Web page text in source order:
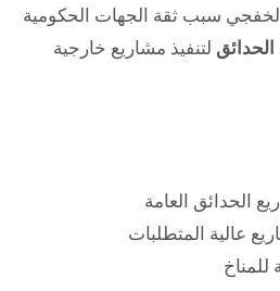
سبب ثقة الجهات الحكومية
لتنفيذ مشاريع خارجية
الحدائق العامة
عالية المتطلبات
للمناخ